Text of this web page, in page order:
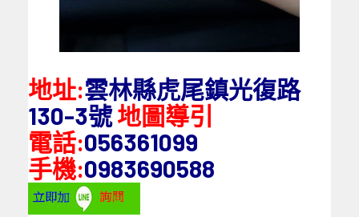
地址:雲林縣虎尾鎮光復路
130-3號地圖導引
電話:056361099
手機:0983690588